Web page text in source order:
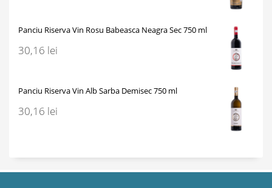
Panciu Riserva Vin Rosu Babeasca Neagra Sec 750 ml
30,16 lei
Panciu Riserva Vin Alb Sarba Demisec 750 ml
30,16 lei